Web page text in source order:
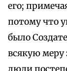
его;
потому что
было
всякую меру